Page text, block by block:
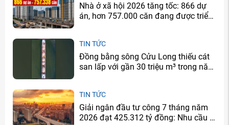
Nhà ở xã hội 2026 tăng tốc: 866 dự
án, hơn 757.000 căn đang được triển
TIN TỨC
Đồng bằng sông Cửu Long thiếu cát
san lấp với gần 30 triệu m³ trong năm
TIN TỨC
Giải ngân đầu tư công 7 tháng năm
2026 đạt 425.312 tỷ đồng: Nhu cầu xi